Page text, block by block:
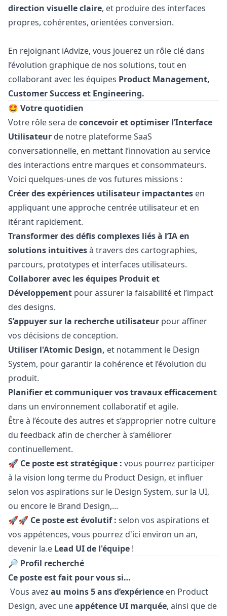
direction visuelle claire, et produire des interfaces
propres, cohérentes, orientées conversion.
En rejoignant iAdvize, vous jouerez un rôle clé dans
l’évolution graphique de nos solutions, tout en
collaborant avec les équipes Product Management,
Customer Success et Engineering.
🤩 Votre quotidien
Votre rôle sera deconcevoir et optimiser l’Interface
Utilisateur de notre plateforme SaaS
conversationnelle, en mettant l’innovation au service
des interactions entre marques et consommateurs.
Voici quelques-unes de vos futures missions :
Créer des expériences utilisateur impactantes en
appliquant une approche centrée utilisateur et en
itérant rapidement.
Transformer des défis complexes liés à l’IA en
solutions intuitivesà travers des cartographies,
parcours, prototypes et interfaces utilisateurs.
Collaborer avec les équipes Produit et
Développement pour assurer la faisabilité et l’impact
des designs.
S’appuyer sur la recherche utilisateur pour affiner
vos décisions de conception.
Utiliser l'Atomic Design, et notamment le Design
System, pour garantir la cohérence et l’évolution du
produit.
Planifier et communiquer vos travaux efficacement
dans un environnement collaboratif et agile.
Être à l’écoute des autres et s’approprier notre culture
du feedback afin de chercher à s’améliorer
continuellement.
🚀 Ce poste est stratégique : vous pourrez participer
à la vision long terme du Product Design, et influer
selon vos aspirations sur le Design System, sur la UI,
ou encore le Brand Design,...
🚀🚀 Ce poste est évolutif : selon vos aspirations et
vos appétences, vous pourrez d'ici environ un an,
devenir la.e Lead UI de l'équipe !
🔎 Profil recherché
Ce poste est fait pour vous si…
Vous avez au moins 5 ans d’expérience en Product
Design, avec uneappétence UI marquée, ainsi que de